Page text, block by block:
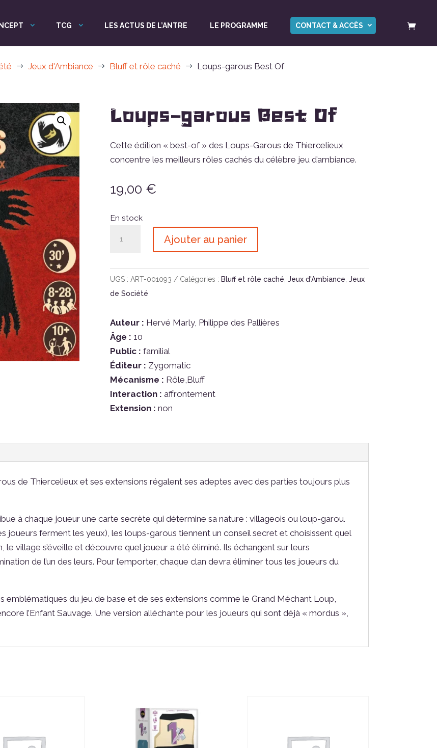
TCG LES ACTUS DE L’ANTRE LE PROGRAMME CONTACT & ACCÈS
$ Jeux d'Ambiance $ Bluff et rôle caché $ Loups-garous Best Of
Loups-garous Best Of
Cette édition « best-of » des Loups-Garous de Thiercelieux
concentre les meilleurs rôles cachés du célèbre jeu d’ambiance.
19,00 €
En stock
garous
Best
Ajouter au panier
UGS : ART-001093 Catégories : Bluff et rôle caché Jeux d'Ambiance Jeux
de Société
Auteur : Hervé Marly, Philippe des Pallières
Âge : 10
Public : familial
Éditeur : Zygomatic
Mécanisme : Rôle,Bluff
Interaction : affrontement
Extension : non
de Thiercelieux et ses extensions régalent ses adeptes avec des parties toujours plus
à chaque joueur une carte secrète qui détermine sa nature : villageois ou loup-garou.
joueurs ferment les yeux), les loups-garous tiennent un conseil secret et choisissent quel
le village s’éveille et découvre quel joueur a été éliminé. Ils échangent sur leurs
de l’un des leurs. Pour l’emporter, chaque clan devra éliminer tous les joueurs du
du jeu de base et de ses extensions comme le Grand Méchant Loup,
l’Enfant Sauvage. Une version alléchante pour les joueurs qui sont déjà « mordus »,